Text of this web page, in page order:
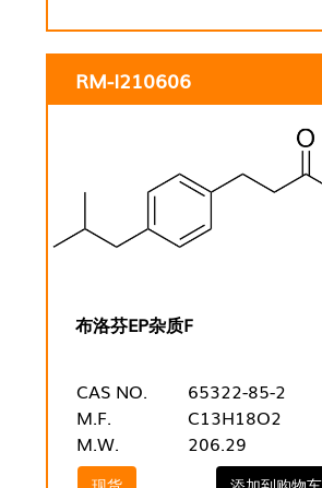
RM-I210606
布洛芬EP杂质F
CAS NO.
65322-85-2
M.F.
C13H18O2
M.W.
206.29